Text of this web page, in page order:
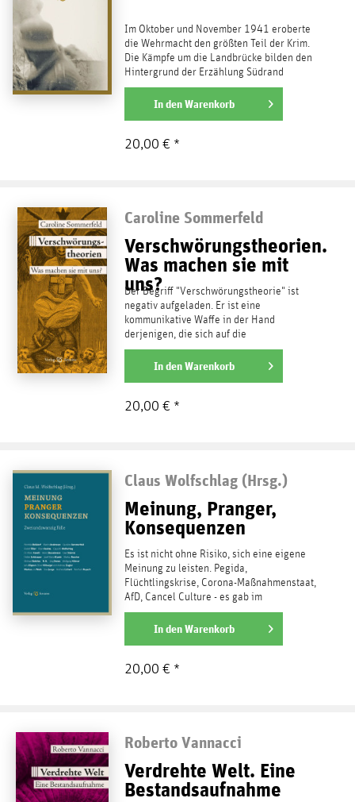
Im Oktober und November 1941 eroberte
die Wehrmacht den größten Teil der Krim.
Die Kämpfe um die Landbrücke bilden den
Hintergrund der Erzählung Südrand
Armjansk , die Richard...
weiterlesen
In denWarenkorb
20,00 € *
Caroline Sommerfeld
Verschwörungstheorien.
Was machen sie mit
uns?
Der Begriff "Verschwörungstheorie" ist
negativ aufgeladen. Er ist eine
kommunikative Waffe in der Hand
derjenigen, die sich auf die
"vorherrschende und allgemeine
Meinung"...
weiterlesen
In denWarenkorb
20,00 € *
Claus Wolfschlag (Hrsg.)
Meinung, Pranger,
Konsequenzen
Es ist nicht ohne Risiko, sich eine eigene
Meinung zu leisten. Pegida,
Flüchtlingskrise, Corona-Maßnahmenstaat,
AfD, Cancel Culture - es gab im
vergangenen Jahrzehnt ausreichend...
weiterlesen
In denWarenkorb
20,00 € *
Roberto Vannacci
Verdrehte Welt. Eine
Bestandsaufnahme